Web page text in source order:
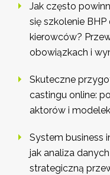
Jak często
się szkolenie BHP
kierowców?
obowiązkach i
Skuteczne
castingu online:
aktorów i modelek
System business
jak analiza
strategiczną